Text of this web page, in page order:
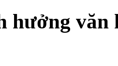
hưởng văn